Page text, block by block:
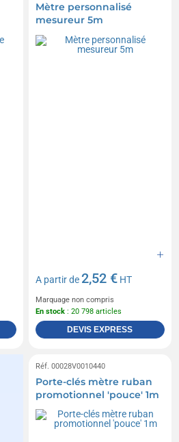
Mètre personnalisé
mesureur 5m
A partir de2,52 € HT
Marquage non compris
En stock : 20 798 articles
DEVIS EXPRESS
Réf. 00028V0010440
Porte-clés mètre ruban
promotionnel 'pouce' 1m